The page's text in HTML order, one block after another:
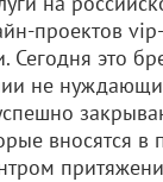
проектов
Сегодня это
не
вносятся в